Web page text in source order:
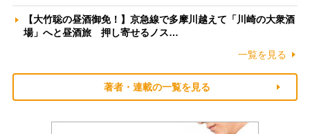
【大竹聡の昼酒御免！】京急線で多摩川越えて「川崎の大衆酒
場」へと昼酒旅 押し寄せるノス…
一覧を見る
著者・連載の一覧を見る